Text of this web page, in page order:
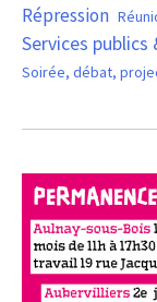
Répression
Services
Soirée, débat,